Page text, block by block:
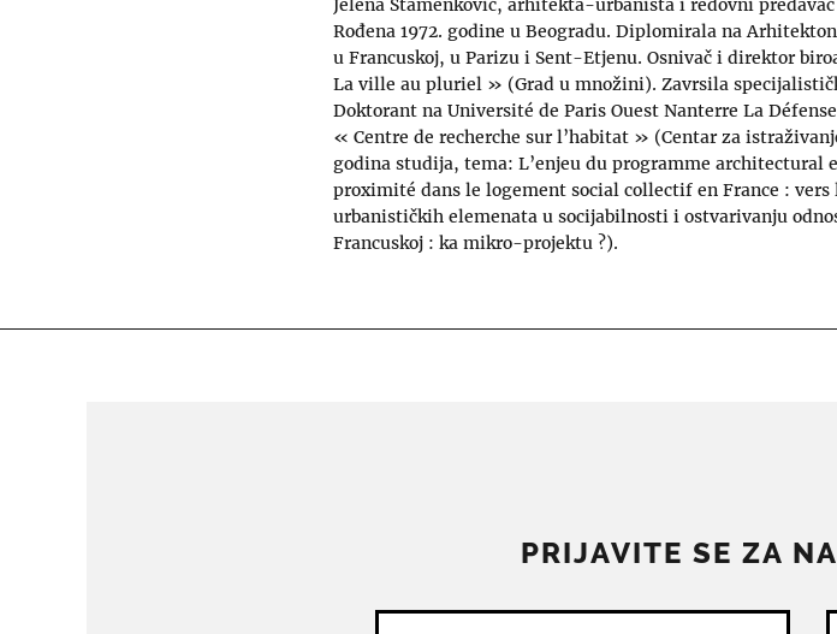
Jelena Stamenković, arhitekta-urbanista i redovni
Rođena 1972. godine u Beogradu. Diplomirala na
u Francuskoj, u Parizu i Sent-Etjenu. Osnivač i direktor
La ville au pluriel » (Grad u množini). Zavrsila
Doktorant na Université de Paris Ouest Nanterre La
« Centre de recherche sur l’habitat » (Centar za
godina studija, tema: L’enjeu du programme architectural
proximité dans le logement social collectif en France :
urbanističkih elemenata u socijabilnosti i ostvarivanju
Francuskoj : ka mikro-projektu ?).
PRIJAVITE SE ZA